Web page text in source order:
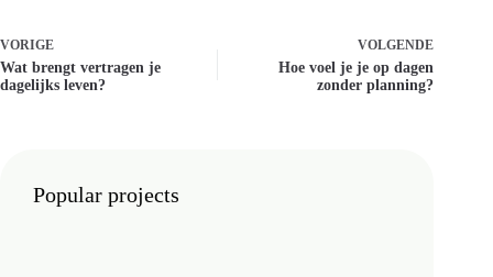
VORIGE
Wat brengt vertragen je
dagelijks leven?
VOLGENDE
Hoe voel je je op dagen
zonder planning?
Popular projects